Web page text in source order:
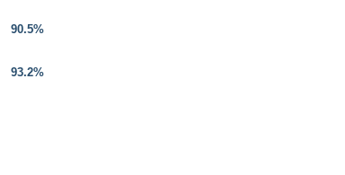
90.5%
93.2%